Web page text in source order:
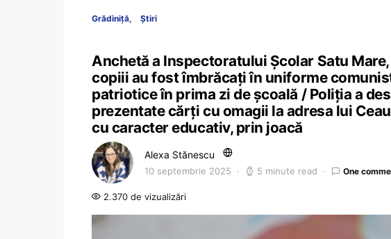
Grădiniță Știri
Anchetă a Inspectoratului Școlar Satu
copiii au fost îmbrăcați în uniforme
patriotice în prima zi de școală / Poliția a
prezentate cărți cu omagii la adresa lui
cu caracter educativ, prin joacă
Alexa Stănescu
10 septembrie 2025 5 minute read One
2.370 de vizualizări